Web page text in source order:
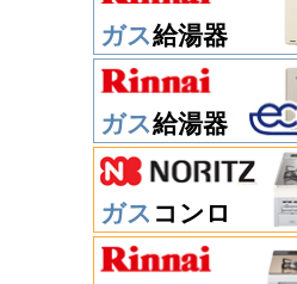
ガス給湯器
ガス給湯器
ガス コンロ